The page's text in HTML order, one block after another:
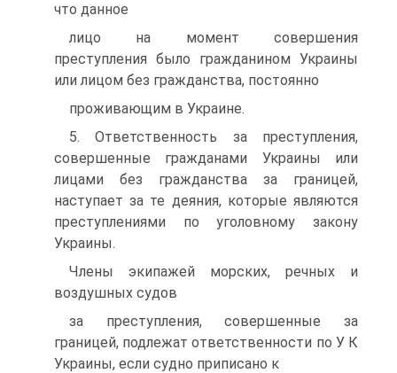
что данное
лицо на момент совершения
преступления было гражданином Украины
или лицом без гражданства, постоянно
проживающим в Украине.
5. Ответственность за преступления,
совершенные гражданами Украины или
лицами без гражданства за границей,
наступает за те деяния, которые являются
преступлениями по уголовному закону
Украины.
Члены экипажей морских, речных и
воздушных судов
за преступления, совершенные за
границей, подлежат ответственности по У К
Украины, если судно приписано к